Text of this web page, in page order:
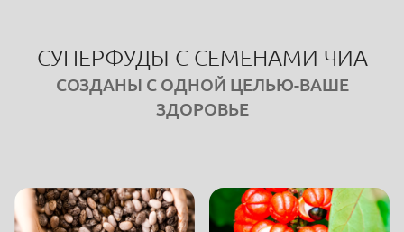
СУПЕРФУДЫ С СЕМЕНАМИ ЧИА
СОЗДАНЫ С ОДНОЙ ЦЕЛЬЮ-ВАШЕ
ЗДОРОВЬЕ